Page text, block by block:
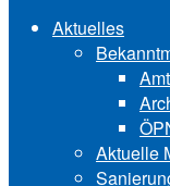
Aktuelles
Aktuelle